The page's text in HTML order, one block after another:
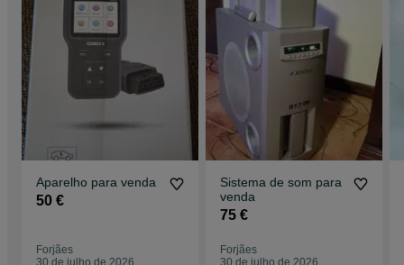
Aparelho para venda
50 €
Forjães
30 de julho de 2026
Sistema de som para
venda
75 €
Forjães
30 de julho de 2026